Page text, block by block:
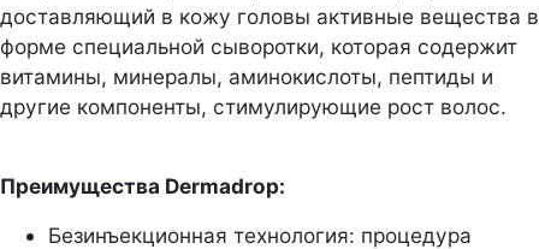
доставляющий в кожу головы активные вещества в
форме специальной сыворотки, которая содержит
витамины, минералы, аминокислоты, пептиды и
другие компоненты, стимулирующие рост волос.
Преимущества Dermadrop:
Безинъекционная технология: процедура